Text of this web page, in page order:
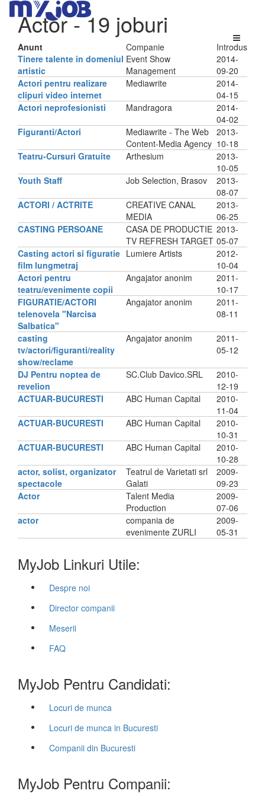
Actor- 19 joburi
Anunt Companie
Introdus
Tinere talente in domeniul
artistic
Event Show
Management
2014-
09-20
Actori pentru realizare
clipuri video internet
Mediawrite
2014-
04-15
Actori neprofesionisti
Mandragora
2014-
04-02
Figuranti/Actori
Mediawrite - The Web
Content-Media Agency
2013-
10-18
Teatru-Cursuri Gratuite
Arthesium
2013-
10-05
Youth Staff
Job Selection, Brasov
2013-
08-07
ACTORI / ACTRITE
CREATIVE CANAL
MEDIA
2013-
06-25
CASTING PERSOANE
CASA DE PRODUCTIE
TV REFRESH TARGET
2013-
05-07
Casting actori si figuratie
film lungmetraj
Lumiere Artists
2012-
10-04
Actori pentru
teatru/evenimente copii
Angajator anonim
2011-
10-17
FIGURATIE/ACTORI
telenovela "Narcisa
Salbatica"
Angajator anonim
2011-
08-11
casting
tv/actori/figuranti/reality
show/reclame
Angajator anonim
2011-
05-12
DJ Pentru noptea de
revelion
SC.Club Davico.SRL
2010-
12-19
ACTUAR-BUCURESTI
ABC Human Capital
2010-
11-04
ACTUAR-BUCURESTI
ABC Human Capital
2010-
10-31
ACTUAR-BUCURESTI
ABC Human Capital
2010-
10-28
actor, solist, organizator
spectacole
Teatrul de Varietati srl
Galati
2009-
09-23
Actor
Talent Media
Production
2009-
07-06
actor
compania de
evenimente ZURLI
2009-
05-31
MyJob Linkuri Utile:
Despre noi
Director companii
Meserii
FAQ
MyJob Pentru Candidati:
Locuri de munca
Locuri de munca in Bucuresti
Companii din Bucuresti
MyJob Pentru Companii: